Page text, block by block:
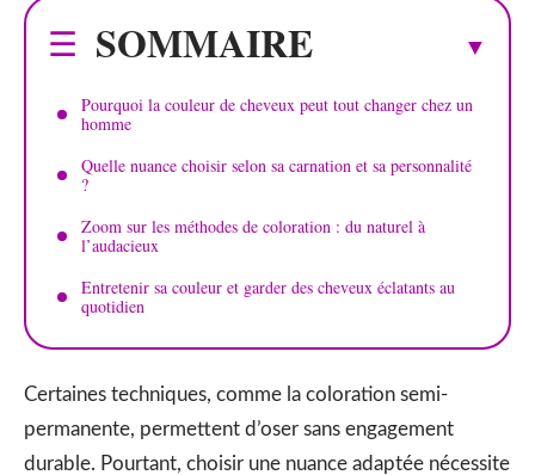
SOMMAIRE
Pourquoi la couleur de cheveux peut tout changer chez un
homme
Quelle nuance choisir selon sa carnation et sa personnalité
?
Zoom sur les méthodes de coloration : du naturel à
l’audacieux
Entretenir sa couleur et garder des cheveux éclatants au
quotidien
Certaines techniques, comme la coloration semi-
permanente, permettent d’oser sans engagement
durable. Pourtant, choisir une nuance adaptée nécessite